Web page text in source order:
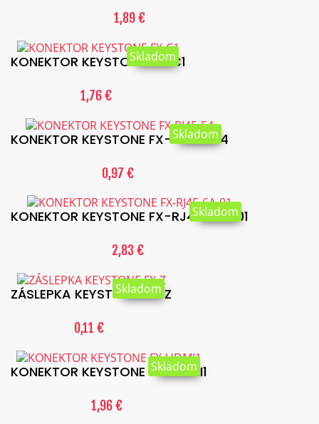
1,89 €
KONEKTOR KEYSTONE FX-C1
1,76 €
Skladom
KONEKTOR KEYSTONE FX-RJ45-54
0,97 €
Skladom
KONEKTOR KEYSTONE FX-RJ45-6A-01
2,83 €
Skladom
ZÁSLEPKA KEYSTONE FX-Z
0,11 €
Skladom
KONEKTOR KEYSTONE FX-HDMI1
1,96 €
Skladom